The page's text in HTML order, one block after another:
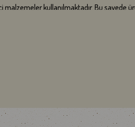
kullanılmaktadır. Bu sayede
ise kapalıdır.